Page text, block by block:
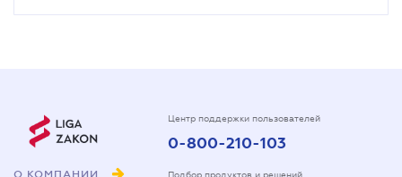
О КОМПАНИИ
Центр поддержки пользователей
0-800-210-103
Подбор продуктов и решений